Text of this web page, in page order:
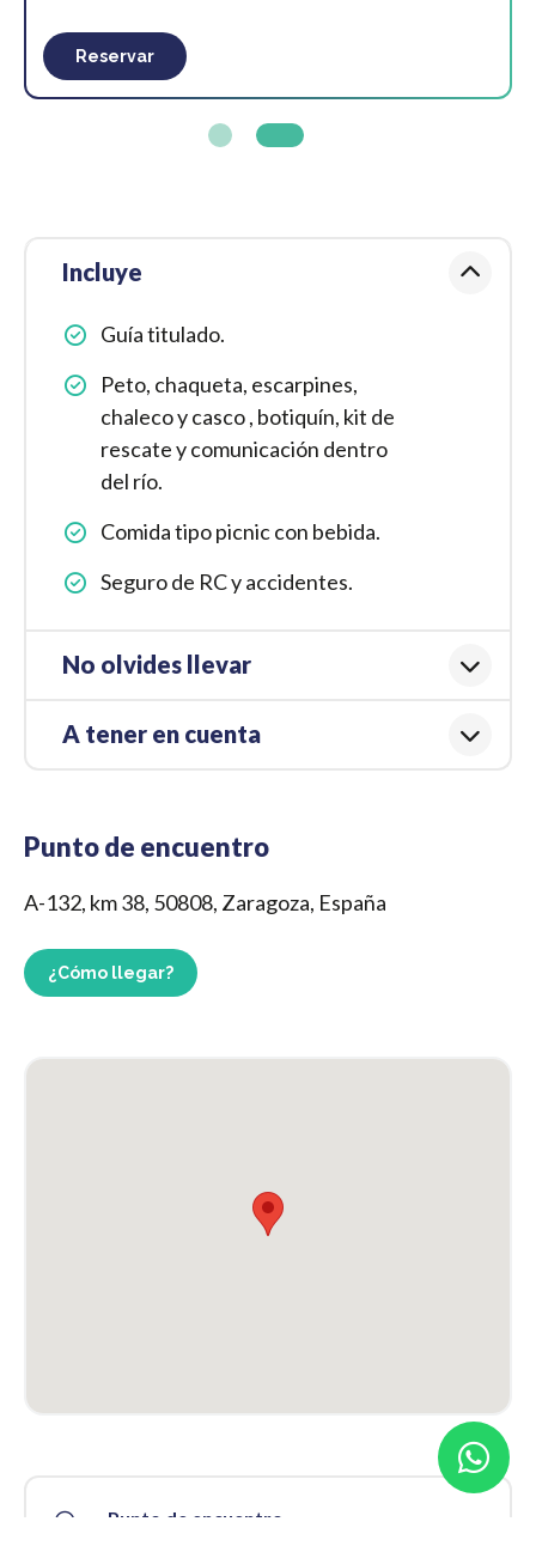
Reservar
Incluye
Guía titulado.
Peto, chaqueta, escarpines,
chaleco y casco , botiquín, kit de
rescate y comunicación dentro
del río.
Comida tipo picnic con bebida.
Seguro de RC y accidentes.
No olvides llevar
A tener en cuenta
Punto de encuentro
A-132, km 38, 50808, Zaragoza, España
¿Cómo llegar?
Punto de encuentro